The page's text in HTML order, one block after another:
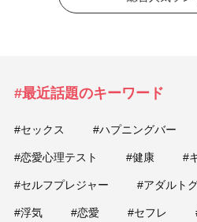
#最近話題のキーワード
#セックス #ハプニングバー
#恋愛心理テスト #健康 #
#セルフプレジャー #アダルト
#浮気 #恋愛 #セフレ